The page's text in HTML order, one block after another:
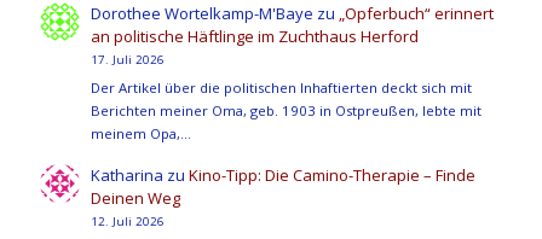
Dorothee Wortelkamp-M'Baye zu „Opferbuch“ erinnert
an politische Häftlinge im Zuchthaus Herford
17. Juli 2026
Der Artikel über die politischen Inhaftierten deckt sich mit
Berichten meiner Oma, geb. 1903 in Ostpreußen, lebte mit
meinem Opa,…
Katharina zuKino-Tipp: Die Camino-Therapie – Finde
Deinen Weg
12. Juli 2026